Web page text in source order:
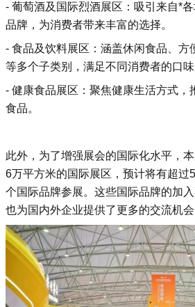
- 葡萄酒及国际烈酒展区：吸引来自*
品牌，为消费者带来丰富的选择。
- 食品及饮料展区：涵盖休闲食品、方
等多个子类别，满足不同消费者的口味
- 健康食品展区：聚焦健康生活方式，
食品。
此外，为了增强展会的国际化水平，
6万平方米的国际展区，预计将有超过
个国际品牌参展。这些国际品牌的加
也为国内外企业提供了更多的交流机会